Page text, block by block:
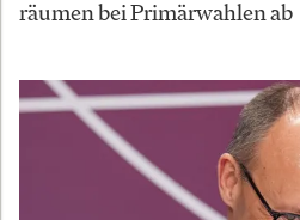
räumen bei Primärwahlen ab